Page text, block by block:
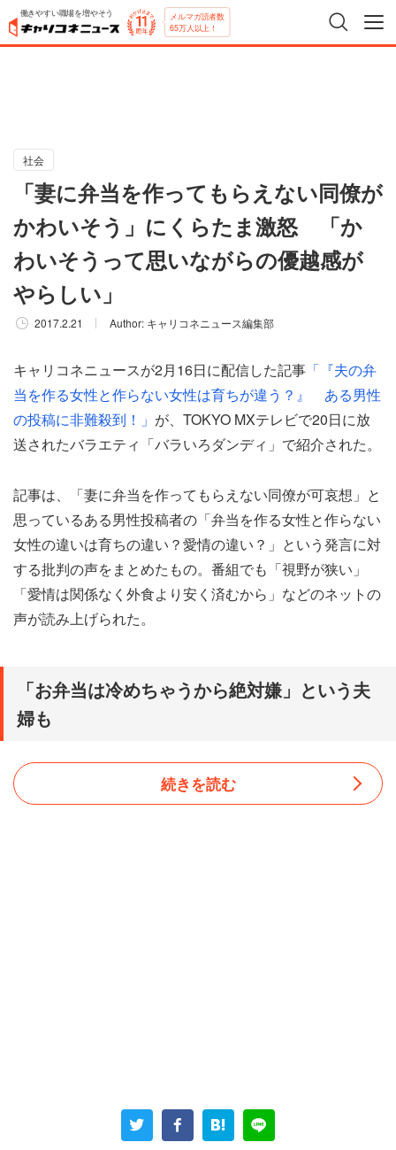
働きやすい職場を増やそう メルマガ読者数
65万人以上！
社会
「妻に弁当を作ってもらえない同僚が
かわいそう」にくらたま激怒 「か
わいそうって思いながらの優越感が
やらしい」
2017.2.21 Author: キャリコネニュース編集部
キャリコネニュースが2月16日に配信した記事 「『夫の弁
当を作る女性と作らない女性は育ちが違う？』 ある男性
の投稿に非難殺到！」 が、TOKYO MXテレビで20日に放
送されたバラエティ「バラいろダンディ」で紹介された。
記事は、「妻に弁当を作ってもらえない同僚が可哀想」と
思っているある男性投稿者の「弁当を作る女性と作らない
女性の違いは育ちの違い？愛情の違い？」という発言に対
する批判の声をまとめたもの。番組でも「視野が狭い」
「愛情は関係なく外食より安く済むから」などのネットの
声が読み上げられた。
「お弁当は冷めちゃうから絶対嫌」という夫
婦も
続きを読む